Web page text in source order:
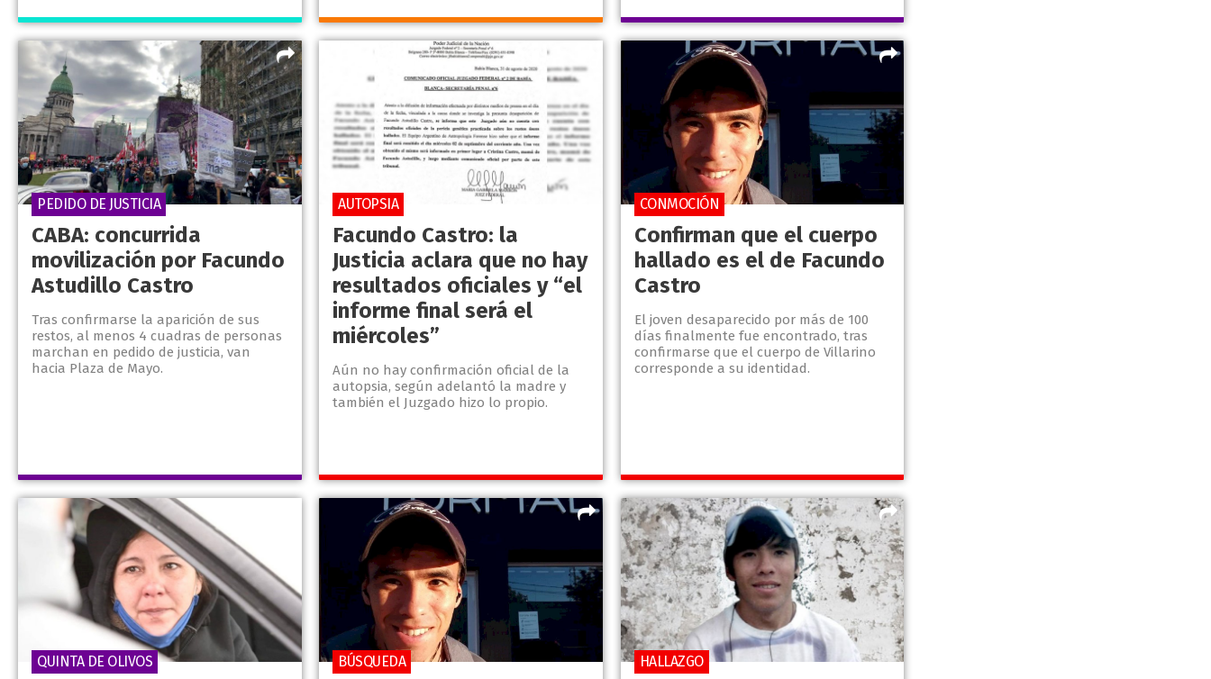
CABA: concurrida
movilización por Facundo
Astudillo Castro
Tras confirmarse la aparición de sus
restos, al menos 4 cuadras de personas
marchan en pedido de justicia, van
hacia Plaza de Mayo.
PEDIDO DE JUSTICIA
Facundo Castro: la
Justicia aclara que no hay
resultados oficiales y “el
informe final será el
miércoles”
Aún no hay confirmación oficial de la
autopsia, según adelantó la madre y
también el Juzgado hizo lo propio.
AUTOPSIA
Confirman que el cuerpo
hallado es el de Facundo
Castro
El joven desaparecido por más de 100
días finalmente fue encontrado, tras
confirmarse que el cuerpo de Villarino
corresponde a su identidad.
CONMOCIÓN
QUINTA DE OLIVOS BÚSQUEDA HALLAZGO